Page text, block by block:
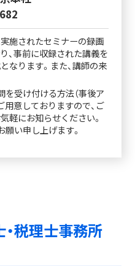
施されたセミナーの録画
、事前に収録された講義を
なります。また、講師の来
受け付ける方法（事後ア
用意しておりますので、ご
軽にお知らせください。
願い申し上げます。
税理士事務所